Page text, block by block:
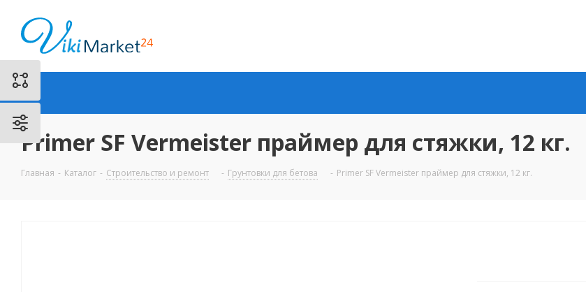
Primer SF Vermeister праймер для стяжки, 12 кг.
Главная - Каталог - Строительство и ремонт - Грунтовки для бетова - Primer SF Vermeister праймер для стяжки, 12 кг.